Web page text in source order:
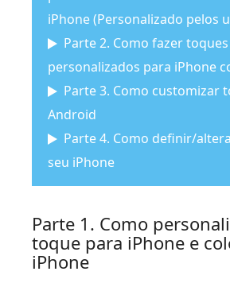
iPhone (Personalizado pelos
Parte 2. Como fazer toques
personalizados para iPhone
Parte 3. Como customizar
Android
Parte 4. Como definir/
seu iPhone
Parte 1. Como
toque para iPhone e
iPhone